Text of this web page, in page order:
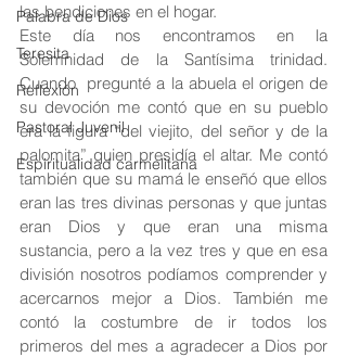
Palabra de Dios
Teresita
Reflexión
Pastoral Juvenil
Espiritualidad carmelitana
las bendiciones en el hogar.
Este día nos encontramos en la
Solemnidad de la Santísima trinidad.
Cuando  pregunté a la abuela el origen de
su devoción me contó que en su pueblo
era la figura “del viejito, del señor y de la
palomita” quien presidía el altar. Me contó
también que su mamá le enseñó que ellos
eran las tres divinas personas y que juntas
eran Dios y que eran una misma
sustancia, pero a la vez tres y que en esa
división nosotros podíamos comprender y
acercarnos mejor a Dios. También me
contó la costumbre de ir todos los
primeros del mes a agradecer a Dios por